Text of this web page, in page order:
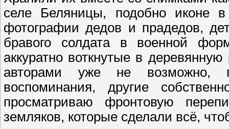
селе Беляницы, подобно иконе
фотографии дедов и прадедов,
бравого солдата в военной
аккуратно воткнутые в
авторами уже не возможно,
воспоминания, другие
просматриваю фронтовую
земляков, которые сделали всё,